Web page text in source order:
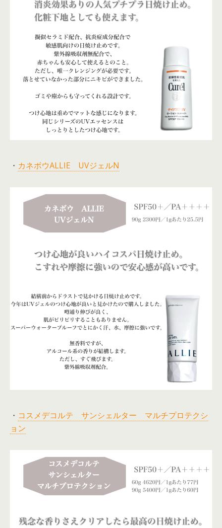
・ カネボウALLIE UVジェルN
・ コスメデコルテ サンシェルター マルチプロテクシ
ョン